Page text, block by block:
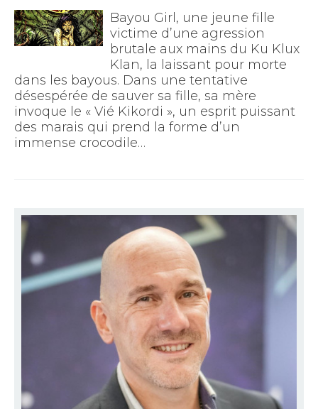
Bayou Girl, une jeune fille
victime d’une agression
brutale aux mains du Ku Klux
Klan, la laissant pour morte
dans les bayous. Dans une tentative
désespérée de sauver sa fille, sa mère
invoque le « Vié Kikordi », un esprit puissant
des marais qui prend la forme d’un
immense crocodile…